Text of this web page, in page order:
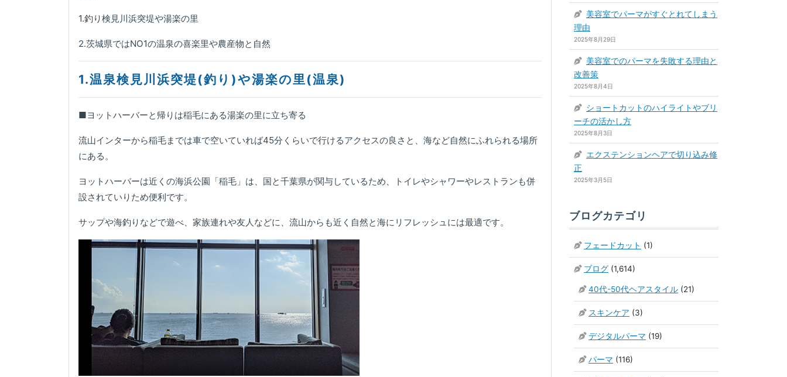
1.釣り検見川浜突堤や湯楽の里
2.茨城県ではNO1の温泉の喜楽里や農産物と自然
1.温泉検見川浜突堤(釣り)や湯楽の里(温泉)
■ヨットハーバーと帰りは稲毛にある湯楽の里に立ち寄る
流山インターから稲毛までは車で空いていれば45分くらいで行けるアクセスの良さと、海など自然にふれられる場所
にある。
ヨットハーバーは近くの海浜公園「稲毛」は、国と千葉県が関与しているため、トイレやシャワーやレストランも併
設されていりため便利です。
サップや海釣りなどで遊べ、家族連れや友人などに、流山からも近く自然と海にリフレッシュには最適です。
美容室でパーマがすぐとれてしまう
理由
2025年8月29日
美容室でのパーマを失敗する理由と
改善策
2025年8月4日
ショートカットのハイライトやブリ
ーチの活かし方
2025年8月3日
エクステンションヘアで切り込み修
正
2025年3月5日
ブログカテゴリ
フェードカット (1)
ブログ (1,614)
40代-50代ヘアスタイル (21)
スキンケア (3)
デジタルパーマ (19)
パーマ (116)